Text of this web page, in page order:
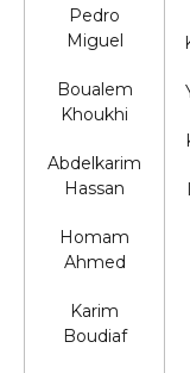
Pedro
Miguel
Boualem
Khoukhi
Abdelkarim
Hassan
Homam
Ahmed
Karim
Boudiaf